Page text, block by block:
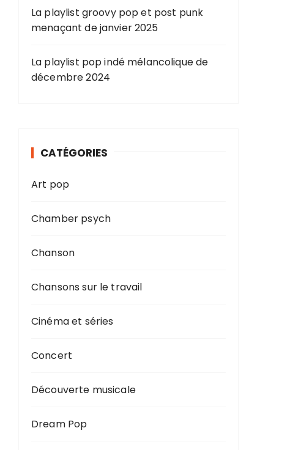
La playlist groovy pop et post punk
menaçant de janvier 2025
La playlist pop indé mélancolique de
décembre 2024
CATÉGORIES
Art pop
Chamber psych
Chanson
Chansons sur le travail
Cinéma et séries
Concert
Découverte musicale
Dream Pop